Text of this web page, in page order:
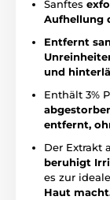
Sanftes
Aufhellung
Entfernt
und
Enthält 3%
entfernt,
Der Extrakt
beruhigt
es zur
Haut